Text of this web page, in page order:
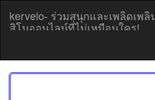
content
kervelo- ร่วมสนุกและเพลิดเพ
สิโนออนไลน์ที่ไม่เหมือนใคร!